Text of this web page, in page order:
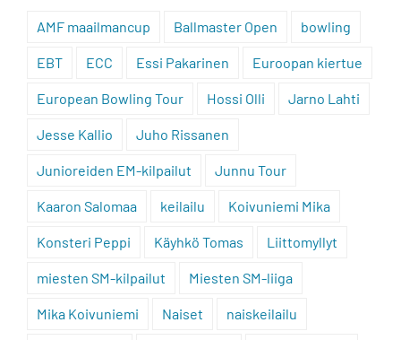
AMF maailmancup Ballmaster Open bowling
EBT ECC Essi Pakarinen Euroopan kiertue
European Bowling Tour Hossi Olli Jarno Lahti
Jesse Kallio Juho Rissanen
Junioreiden EM-kilpailut Junnu Tour
Kaaron Salomaa keilailu Koivuniemi Mika
Konsteri Peppi Käyhkö Tomas Liittomyllyt
miesten SM-kilpailut Miesten SM-liiga
Mika Koivuniemi Naiset naiskeilailu